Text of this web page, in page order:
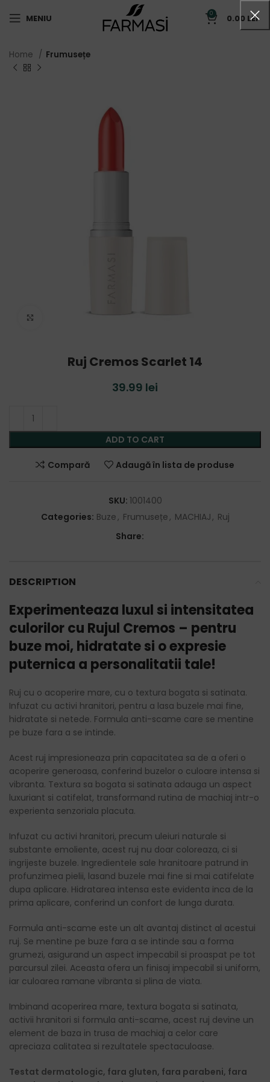
MENIU 0 0.00 LEI
Home Frumusețe
Click to enlarge
Ruj Cremos Scarlet 14
39.99 lei
ADD TO CART
Compară Adaugă în lista de produse
SKU: 1001400
Categories: Buze, Frumusețe, MACHIAJ, Ruj
Share:
DESCRIPTION
Experimenteaza luxul si intensitatea
culorilor cu Rujul Cremos – pentru
buze moi, hidratate si o expresie
puternica a personalitatii tale!
Ruj cu o acoperire mare, cu o textura bogata si satinata.
Infuzat cu activi hranitori, pentru a lasa buzele mai fine,
hidratate si netede. Formula anti-scame care se mentine
pe buze fara a se intinde.
Acest ruj impresioneaza prin capacitatea sa de a oferi o
acoperire generoasa, conferind buzelor o culoare intensa si
vibranta. Textura sa bogata si satinata adauga un aspect
luxuriant si catifelat, transformand rutina de machiaj intr-o
experienta senzoriala placuta.
Infuzat cu activi hranitori, precum uleiuri naturale si
substante emoliente, acest ruj nu doar coloreaza, ci si
ingrijeste buzele. Ingredientele sale hranitoare patrund in
profunzimea pielii, lasand buzele mai fine si mai catifelate
dupa aplicare. Hidratarea intensa este evidenta inca de la
prima aplicare, conferind un confort de lunga durata.
Formula anti-scame este un alt avantaj distinct al acestui
ruj. Se mentine pe buze fara a se intinde sau a forma
grumezi, asigurand un aspect impecabil si proaspat pe tot
parcursul zilei. Aceasta ofera un finisaj impecabil si uniform,
iar culoarea ramane vibranta si plina de viata.
Imbinand acoperirea mare, textura bogata si satinata,
activii hranitori si formula anti-scame, acest ruj devine un
element de baza in trusa de machiaj a celor care
apreciaza calitatea si rezultatele spectaculoase.
Testat dermatologic, fara gluten, fara parabeni, fara